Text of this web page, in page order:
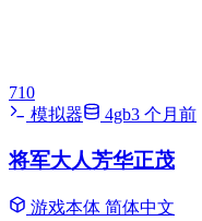
710
模拟器
4gb3 个月前
将军大人芳华正茂
游戏本体 简体中文